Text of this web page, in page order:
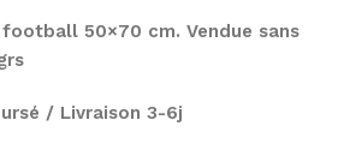
50×70 cm. Vendue sans
/ Livraison 3-6j